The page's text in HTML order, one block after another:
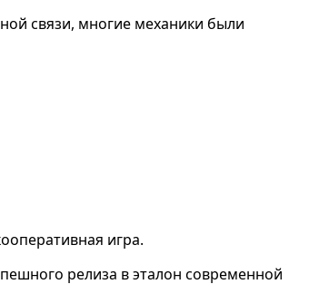
связи, многие механики были
игра.
релиза в эталон современной